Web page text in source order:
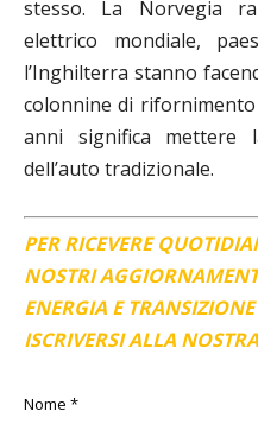
stesso. La Norvegia
elettrico mondiale,
l’Inghilterra stanno
colonnine di
anni significa mettere
dell’auto tradizionale.
PER RICEVERE
NOSTRI
ENERGIA E
ISCRIVERSI ALLA
Nome *